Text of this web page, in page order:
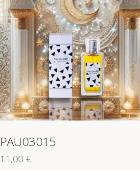
PAU03015
11,00 €